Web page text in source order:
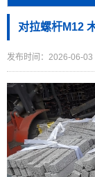
对拉螺杆M12
发布时间：2026-06-03